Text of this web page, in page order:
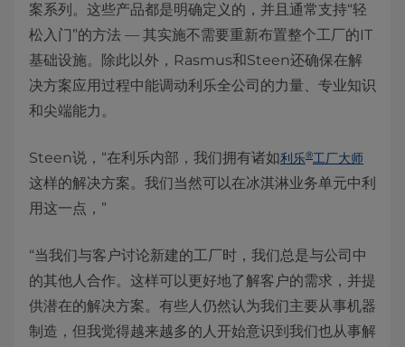
案系列。这些产品都是明确定义的，并且通常支持“轻
松入门”的方法 — 其实施不需要重新布置整个工厂的IT
基础设施。除此以外，Rasmus和Steen还确保在解
决方案应用过程中能调动利乐全公司的力量、专业知识
和尖端能力。
Steen说，“在利乐内部，我们拥有诸如利乐®工厂大师
这样的解决方案。我们当然可以在冰淇淋业务单元中利
用这一点，”
“当我们与客户讨论新建的工厂时，我们总是与公司中
的其他人合作。这样可以更好地了解客户的需求，并提
供潜在的解决方案。有些人仍然认为我们主要从事机器
制造，但我觉得越来越多的人开始意识到我们也从事解